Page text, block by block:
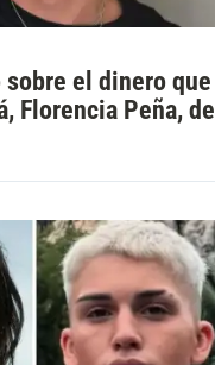
el dinero que
Florencia Peña, de